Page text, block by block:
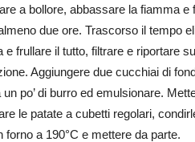
a bollore, abbassare la fiamma e
due ore. Trascorso il tempo
e frullare il tutto, filtrare e riportare
Aggiungere due cucchiai di
un po’ di burro ed emulsionare.
le patate a cubetti regolari,
a 190°C e mettere da parte.